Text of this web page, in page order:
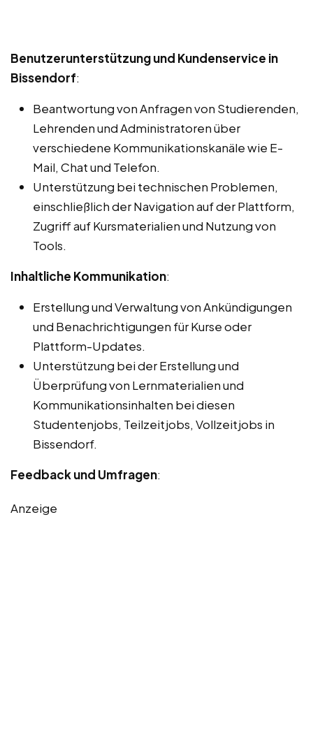
Benutzerunterstützung und Kundenservice in
Bissendorf:
Beantwortung von Anfragen von Studierenden,
Lehrenden und Administratoren über
verschiedene Kommunikationskanäle wie E-
Mail, Chat und Telefon.
Unterstützung bei technischen Problemen,
einschließlich der Navigation auf der Plattform,
Zugriff auf Kursmaterialien und Nutzung von
Tools.
Inhaltliche Kommunikation:
Erstellung und Verwaltung von Ankündigungen
und Benachrichtigungen für Kurse oder
Plattform-Updates.
Unterstützung bei der Erstellung und
Überprüfung von Lernmaterialien und
Kommunikationsinhalten bei diesen
Studentenjobs, Teilzeitjobs, Vollzeitjobs in
Bissendorf.
Feedback und Umfragen:
Anzeige